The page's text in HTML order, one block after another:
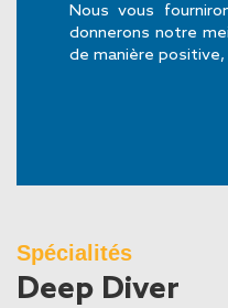
Nous vous
donnerons notre
de manière
Spécialités
Deep Diver